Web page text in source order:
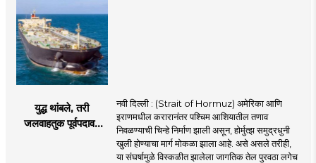
युद्ध थांबले, तरी
जलवाहतुक पूर्वपदावर
नवी दिल्ली : (Strait of Hormuz) अमेरिका आणि
इराणमधील करारानंतर पश्चिम आशियातील तणाव
निवळण्याची चिन्हे निर्माण झाली असून, होर्मुत्झ समुद्रधुनी
खुली होण्याचा मार्ग मोकळा झाला आहे. असे असले तरीही,
या संघर्षामुळे विस्कळीत झालेला जागतिक तेल पुरवठा लगेच